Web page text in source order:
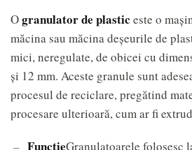
Ogranulator de plastic este o
măcina sau măcina deșeurile de
mici, neregulate, de obicei cu
și 12 mm. Aceste granule sunt
procesul de reciclare, pregătind
procesare ulterioară, cum ar fi
FuncţieGranulatoarele folosesc